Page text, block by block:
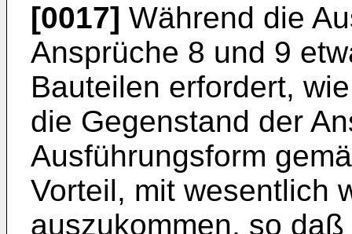
[0017] Während die
Ansprüche 8 und 9
Bauteilen erfordert,
die Gegenstand der
Ausführungsform
Vorteil, mit wesentlich
auszukommen, so